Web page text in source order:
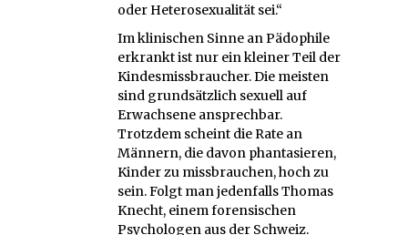
oder Heterosexualität sei.“
Im klinischen Sinne an Pädophile
erkrankt ist nur ein kleiner Teil der
Kindesmissbraucher. Die meisten
sind grundsätzlich sexuell auf
Erwachsene ansprechbar.
Trotzdem scheint die Rate an
Männern, die davon phantasieren,
Kinder zu missbrauchen, hoch zu
sein. Folgt man jedenfalls Thomas
Knecht, einem forensischen
Psychologen aus der Schweiz.